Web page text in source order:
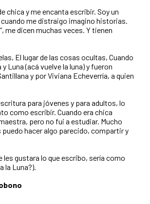
chica y me encanta escribir. Soy un
me distraigo imagino historias.
me dicen muchas veces. Y tienen
El lugar de las cosas ocultas, Cuando
Luna (acá vuelve la luna) y fueron
y por Viviana Echeverría, a quien
para jóvenes y para adultos, lo
como escribir. Cuando era chica
pero no fui a estudiar. Mucho
hacer algo parecido, compartir y
les gustara lo que escribo, sería como
la Luna?).